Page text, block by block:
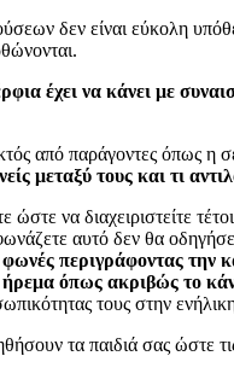
δεν είναι εύκολη
έχει να κάνει με
από παράγοντες όπως η
μεταξύ τους και τι
ώστε να διαχειριστείτε
αυτό δεν θα
περιγράφοντας την
ήρεμα όπως ακριβώς το
τους στην
τα παιδιά σας ώστε